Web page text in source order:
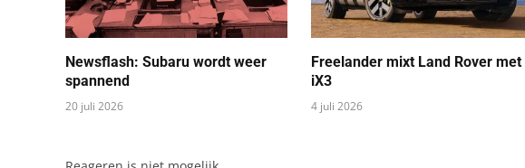
Newsflash: Subaru wordt weer
spannend
20 juli 2026
Freelander mixt Land Rover met
iX3
4 juli 2026